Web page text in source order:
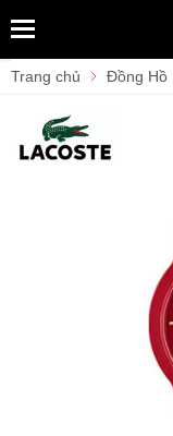
Trang chủ Đồng Hồ